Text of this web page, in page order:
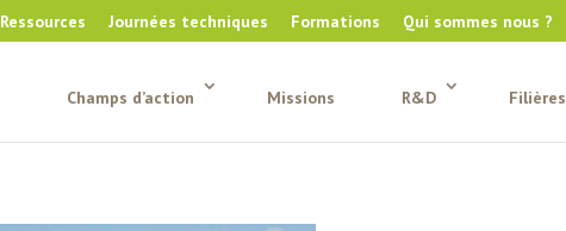
Ressources Journées techniques Formations Qui sommes nous ?
Champs d’action Missions R&D Filières